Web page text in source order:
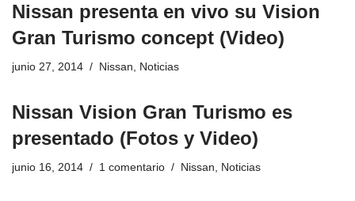
Nissan presenta en vivo su Vision
Gran Turismo concept (Video)
junio 27, 2014 Nissan, Noticias
Nissan Vision Gran Turismo es
presentado (Fotos y Video)
junio 16, 2014 1 comentario Nissan, Noticias